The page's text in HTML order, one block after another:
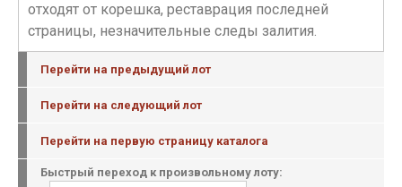
отходят от корешка, реставрация последней
страницы, незначительные следы залития.
Перейти на предыдущий лот
Перейти на следующий лот
Перейти на первую страницу каталога
Быстрый переход к произвольному лоту: